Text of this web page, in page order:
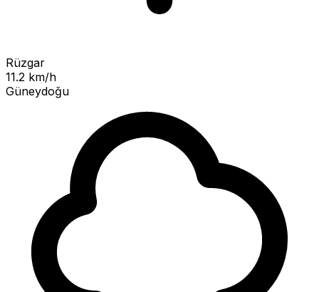
Rüzgar
11.2 km/h
Güneydoğu